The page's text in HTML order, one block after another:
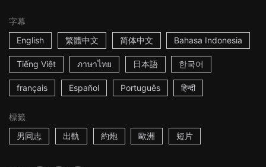
字幕
English
繁體中文 简体中文 Bahasa Indonesia
Tiếng Việt ภาษาไทย 日本語 한국어
français Español Português हिन्दी
標籤
男同志
出軌 約炮 歐洲 短片